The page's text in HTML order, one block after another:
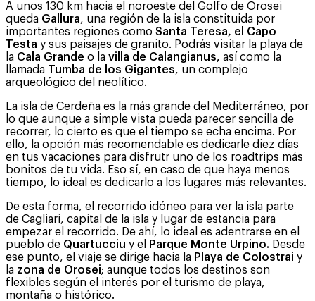
A unos 130 km hacia el noroeste del Golfo de Orosei
queda Gallura, una región de la isla constituida por
importantes regiones como Santa Teresa, el Capo
Testa y sus paisajes de granito. Podrás visitar la playa de
la Cala Grande o la villa de Calangianus, así como la
llamada Tumba de los Gigantes, un complejo
arqueológico del neolítico.
La isla de Cerdeña es la más grande del Mediterráneo, por
lo que aunque a simple vista pueda parecer sencilla de
recorrer, lo cierto es que el tiempo se echa encima. Por
ello, la opción más recomendable es dedicarle diez días
en tus vacaciones para disfrutr uno de los roadtrips más
bonitos de tu vida. Eso sí, en caso de que haya menos
tiempo, lo ideal es dedicarlo a los lugares más relevantes.
De esta forma, el recorrido idóneo para ver la isla parte
de Cagliari, capital de la isla y lugar de estancia para
empezar el recorrido. De ahí, lo ideal es adentrarse en el
pueblo de Quartucciu y el Parque Monte Urpino. Desde
ese punto, el viaje se dirige hacia la Playa de Colostrai y
la zona de Orosei; aunque todos los destinos son
flexibles según el interés por el turismo de playa,
montaña o histórico.